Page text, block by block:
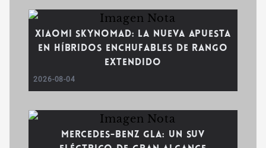
Xiaomi SkyNomad: la nueva apuesta
en híbridos enchufables de rango
extendido
2026-08-04
Mercedes-Benz GLA: un SUV